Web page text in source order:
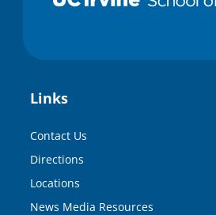
Links
Contact Us
Directions
Locations
News Media Resources